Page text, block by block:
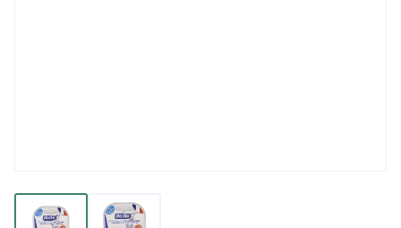
View larger imageView larger image